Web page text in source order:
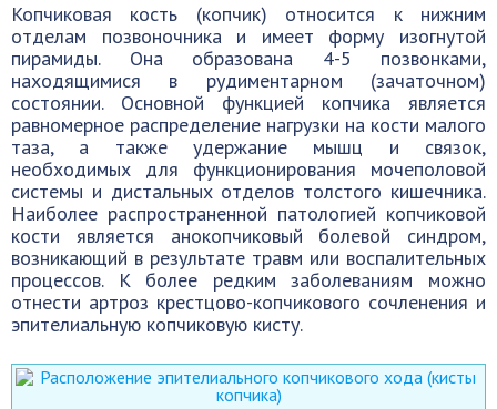
Копчиковая кость (копчик) относится к нижним
отделам позвоночника и имеет форму изогнутой
пирамиды. Она образована 4-5 позвонками,
находящимися в рудиментарном (зачаточном)
состоянии. Основной функцией копчика является
равномерное распределение нагрузки на кости малого
таза, а также удержание мышц и связок,
необходимых для функционирования мочеполовой
системы и дистальных отделов толстого кишечника.
Наиболее распространенной патологией копчиковой
кости является анокопчиковый болевой синдром,
возникающий в результате травм или воспалительных
процессов. К более редким заболеваниям можно
отнести артроз крестцово-копчикового сочленения и
эпителиальную копчиковую кисту.